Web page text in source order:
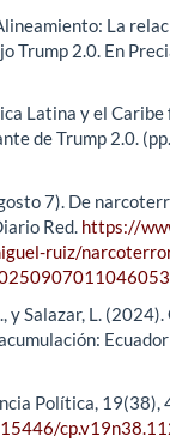
La
Trump 2.0. En
Latina y el Caribe
de Trump 2.0.
7). De
Red. https://
ruiz/
y Salazar, L.
Política, 19(38),